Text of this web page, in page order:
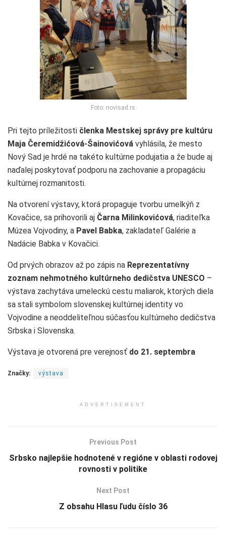
Foto: novisad.rs
Pri tejto príležitosti členka Mestskej správy pre kultúru
Maja Čeremidžićová-Šainovićová vyhlásila, že mesto
Nový Sad je hrdé na takéto kultúrne podujatia a že bude aj
naďalej poskytovať podporu na zachovanie a propagáciu
kultúrnej rozmanitosti.
Na otvorení výstavy, ktorá propaguje tvorbu umelkýň z
Kovačice, sa prihovorili aj Čarna Milinkovićová, riaditeľka
Múzea Vojvodiny, a Pavel Babka, zakladateľ Galérie a
Nadácie Babka v Kovačici.
Od prvých obrazov až po zápis na Reprezentatívny
zoznam nehmotného kultúrneho dedičstva UNESCO –
výstava zachytáva umeleckú cestu maliarok, ktorých diela
sa stali symbolom slovenskej kultúrnej identity vo
Vojvodine a neoddeliteľnou súčasťou kultúrneho dedičstva
Srbska i Slovenska.
Výstava je otvorená pre verejnosť do 21. septembra
Značky: výstava
ADVERTISEMENT
Previous Post
Srbsko najlepšie hodnotené v regióne v oblasti rodovej
rovnosti v politike
Next Post
Z obsahu Hlasu ľudu číslo 36